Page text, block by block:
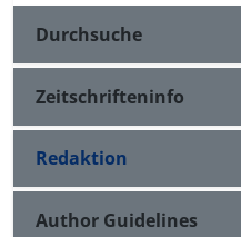
Durchsuche
Zeitschrifteninfo
Redaktion
Author Guidelines